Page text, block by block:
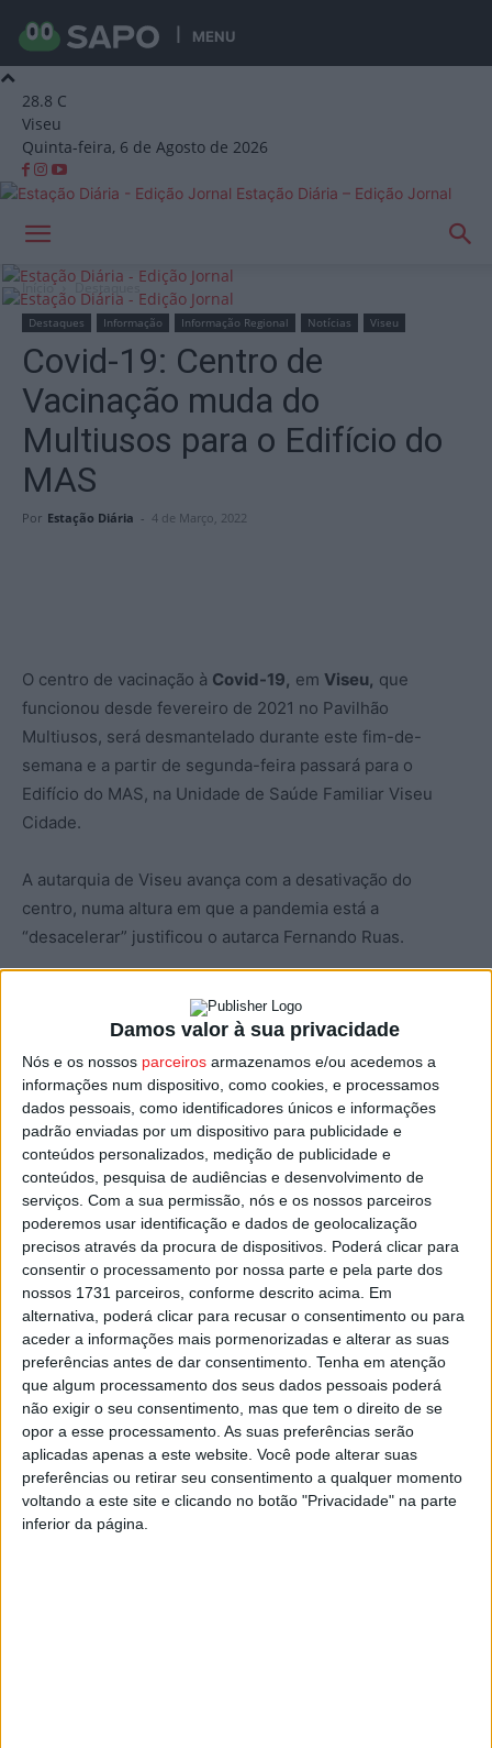
Damos valor à sua privacidade
Nós e os nossos parceiros armazenamos e/ou acedemos a
informações num dispositivo, como cookies, e processamos
dados pessoais, como identificadores únicos e informações
padrão enviadas por um dispositivo para publicidade e
conteúdos personalizados, medição de publicidade e
conteúdos, pesquisa de audiências e desenvolvimento de
serviços. Com a sua permissão, nós e os nossos parceiros
poderemos usar identificação e dados de geolocalização
precisos através da procura de dispositivos. Poderá clicar para
consentir o processamento por nossa parte e pela parte dos
nossos 1731 parceiros, conforme descrito acima. Em
alternativa, poderá clicar para recusar o consentimento ou para
aceder a informações mais pormenorizadas e alterar as suas
preferências antes de dar consentimento. Tenha em atenção
que algum processamento dos seus dados pessoais poderá
não exigir o seu consentimento, mas que tem o direito de se
opor a esse processamento. As suas preferências serão
aplicadas apenas a este website. Você pode alterar suas
preferências ou retirar seu consentimento a qualquer momento
voltando a este site e clicando no botão "Privacidade" na parte
inferior da página.
MENU
28.8 C
Viseu
Quinta-feira, 6 de Agosto de 2026
Estação Diária – Edição Jornal
Início Destaques
Destaques Informação Informação Regional Notícias Viseu
Covid-19: Centro de
Vacinação muda do
Multiusos para o Edifício do
MAS
Por Estação Diária - 4 de Março, 2022
O centro de vacinação à Covid-19, em Viseu, que
funcionou desde fevereiro de 2021 no Pavilhão
Multiusos, será desmantelado durante este fim-de-
semana e a partir de segunda-feira passará para o
Edifício do MAS, na Unidade de Saúde Familiar Viseu
Cidade.
A autarquia de Viseu avança com a desativação do
centro, numa altura em que a pandemia está a
“desacelerar” justificou o autarca Fernando Ruas.
O presidente da Câmara de Viseu lembrou ainda que o
funcionamento no Multiusos já custou aos cofres da
autarquia cerca de 238 mil euros, dos quais 98 mil só
com gastos em energia.
O autarca revelou ainda dados do tribunal de Contas do
relatório de novembro passado que apontava para custos
relacionados com a pandemia, assumidos pelo município
de Viseu, a rondar os 4,3 milhões de euros.
Desativados estão já os quatro centros de testagem
gratuita à covid-19, que funcionavam na cidade, na Feira
de S. Mateus, Jugueiros, Rossio e na Avenida Infante D.
Henrique, e que, no total, realizaram 83 mil testes.
Esta e outras notícias para ouvir na Estação Diária – 96.8
FM ou emwww.968.fm.
Pub